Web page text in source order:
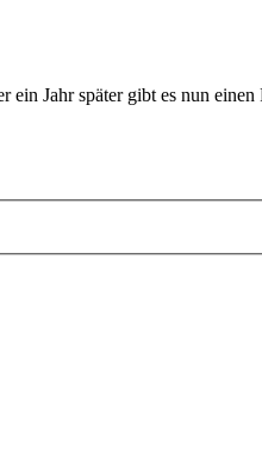
Jahr später gibt es nun